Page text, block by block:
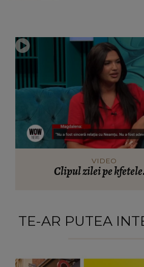
VIDEO
Clipul zilei pe
TE-AR PUTEA